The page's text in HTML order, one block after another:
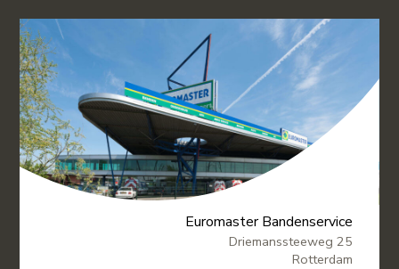
Euromaster Bandenservice
Driemanssteeweg 25
Rotterdam